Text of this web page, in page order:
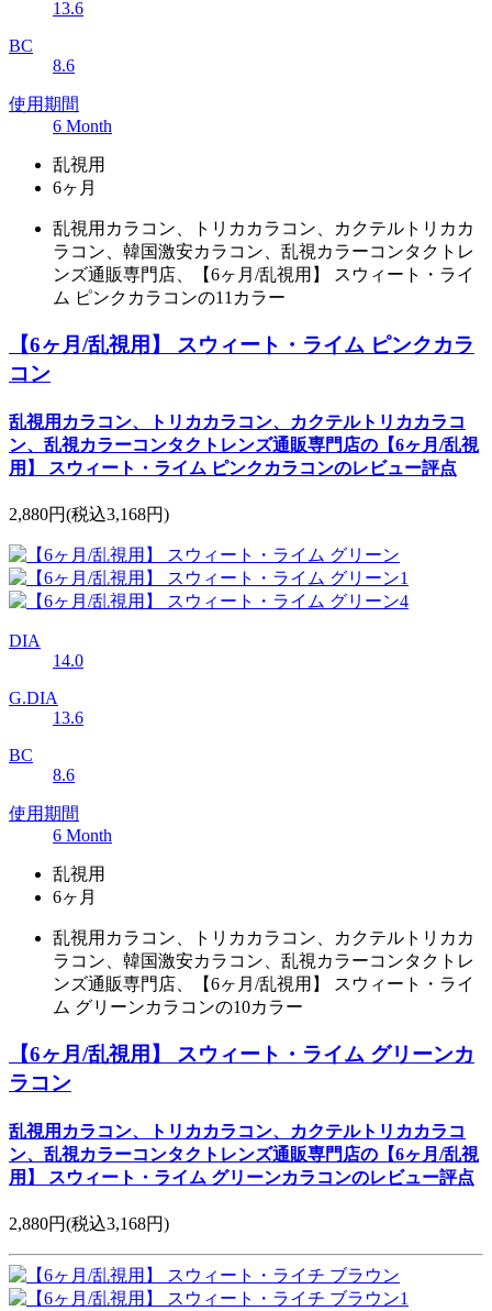
13.6
BC
8.6
使用期間
6 Month
乱視用
6ヶ月
乱視用カラコン、トリカカラコン、カクテルトリカカ
ラコン、韓国激安カラコン、乱視カラーコンタクトレ
ンズ通販専門店、【6ヶ月/乱視用】 スウィート・ライ
ム ピンクカラコンの11カラー
【6ヶ月/乱視用】 スウィート・ライム ピンクカラ
コン
乱視用カラコン、トリカカラコン、カクテルトリカカラコ
ン、乱視カラーコンタクトレンズ通販専門店の【6ヶ月/乱視
用】 スウィート・ライム ピンクカラコンのレビュー評点
2,880円(税込3,168円)
DIA
14.0
G.DIA
13.6
BC
8.6
使用期間
6 Month
乱視用
6ヶ月
乱視用カラコン、トリカカラコン、カクテルトリカカ
ラコン、韓国激安カラコン、乱視カラーコンタクトレ
ンズ通販専門店、【6ヶ月/乱視用】 スウィート・ライ
ム グリーンカラコンの10カラー
【6ヶ月/乱視用】 スウィート・ライム グリーンカ
ラコン
乱視用カラコン、トリカカラコン、カクテルトリカカラコ
ン、乱視カラーコンタクトレンズ通販専門店の【6ヶ月/乱視
用】 スウィート・ライム グリーンカラコンのレビュー評点
2,880円(税込3,168円)